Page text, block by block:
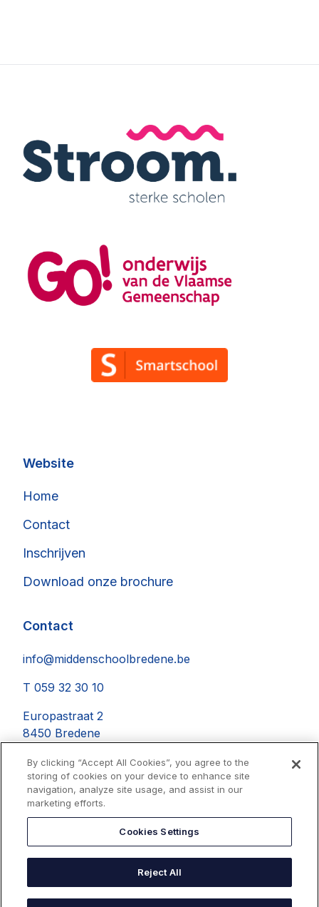
Website
Home
Contact
Inschrijven
Download onze brochure
Contact
info@middenschoolbredene.be
T 059 32 30 10
Europastraat 2
8450 Bredene
InstagramFacebookYouTube
By clicking “Accept All Cookies”, you agree to the
storing of cookies on your device to enhance site
navigation, analyze site usage, and assist in our
marketing efforts.
Cookies Settings
Reject All